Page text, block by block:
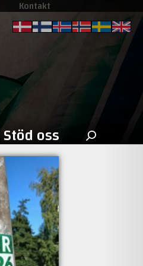
Kontakt
Stöd oss Sök
efter: